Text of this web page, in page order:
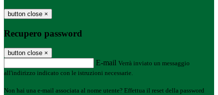
button close ×
Recupero password
button close ×
E-mail Verrà inviato un messaggio
all'indirizzo indicato con le istruzioni necessarie.
Non hai una e-mail associata al nome utente? Effettua il reset della password